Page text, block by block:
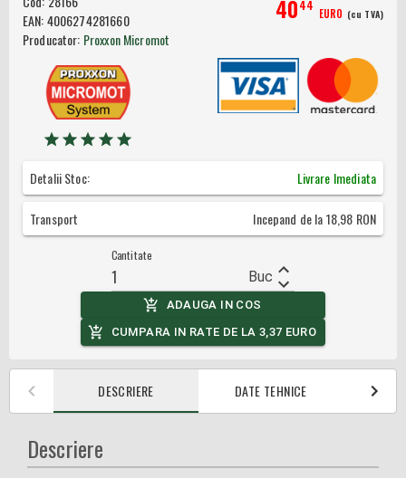
EAN:4006274281660
Producator: Proxxon Micromot
4044
EURO (cu TVA)
Detalii Stoc: Livrare Imediata
Transport Incepand de la18,98 RON
Buc
Cantitate
ADAUGA IN COS
CUMPARA IN RATE DE LA 3,37 EURO
DESCRIERE DATE TEHNICE MASURI
Descriere